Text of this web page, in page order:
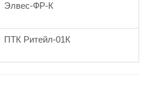
Элвес-ФР-К
ПТК Ритейл-01К